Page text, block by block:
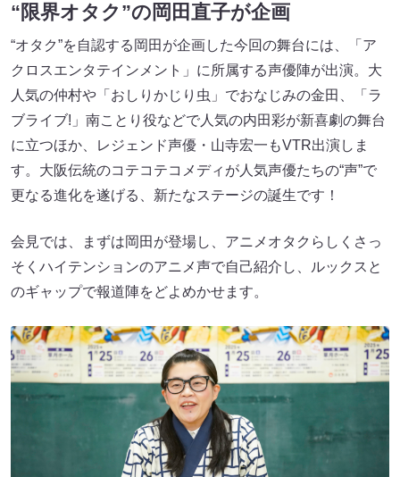
“限界オタク”の岡田直子が企画
“オタク”を自認する岡田が企画した今回の舞台には、「ア
クロスエンタテインメント」に所属する声優陣が出演。大
人気の仲村や「おしりかじり虫」でおなじみの金田、「ラ
ブライブ!」南ことり役などで人気の内田彩が新喜劇の舞台
に立つほか、レジェンド声優・山寺宏一もVTR出演しま
す。大阪伝統のコテコテコメディが人気声優たちの“声”で
更なる進化を遂げる、新たなステージの誕生です！
会見では、まずは岡田が登場し、アニメオタクらしくさっ
そくハイテンションのアニメ声で自己紹介し、ルックスと
のギャップで報道陣をどよめかせます。